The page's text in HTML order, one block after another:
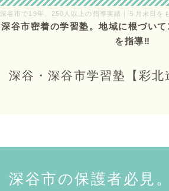
深谷市で19年、250人以上の指導実績｜５月末日を
深谷市密着の学習塾。地域に根づい
を指導‼
深谷・深谷市学習塾【彩北
深谷市の保護者必見